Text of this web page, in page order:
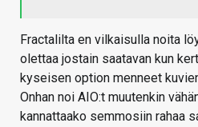
Fractalilta en vilkaisulla noita
olettaa jostain saatavan kun
kyseisen option menneet
Onhan noi AIO:t muutenkin
kannattaako semmosiin rahaa